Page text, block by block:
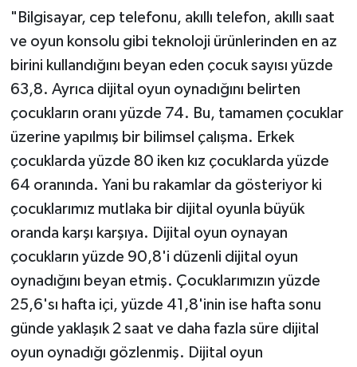
"Bilgisayar, cep telefonu, akıllı telefon, akıllı saat
ve oyun konsolu gibi teknoloji ürünlerinden en az
birini kullandığını beyan eden çocuk sayısı yüzde
63,8. Ayrıca dijital oyun oynadığını belirten
çocukların oranı yüzde 74. Bu, tamamen çocuklar
üzerine yapılmış bir bilimsel çalışma. Erkek
çocuklarda yüzde 80 iken kız çocuklarda yüzde
64 oranında. Yani bu rakamlar da gösteriyor ki
çocuklarımız mutlaka bir dijital oyunla büyük
oranda karşı karşıya. Dijital oyun oynayan
çocukların yüzde 90,8'i düzenli dijital oyun
oynadığını beyan etmiş. Çocuklarımızın yüzde
25,6'sı hafta içi, yüzde 41,8'inin ise hafta sonu
günde yaklaşık 2 saat ve daha fazla süre dijital
oyun oynadığı gözlenmiş. Dijital oyun